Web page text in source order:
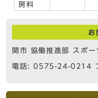
房料
お
関市 協働推進部 スポ
電話: 0575-24-0214